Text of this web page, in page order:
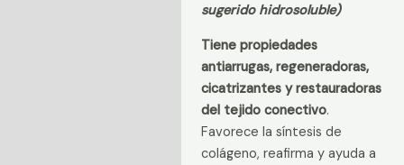
sugerido hidrosoluble)
Tiene propiedades
antiarrugas, regeneradoras,
cicatrizantes y restauradoras
del tejido conectivo.
Favorece la síntesis de
colágeno, reafirma y ayuda a